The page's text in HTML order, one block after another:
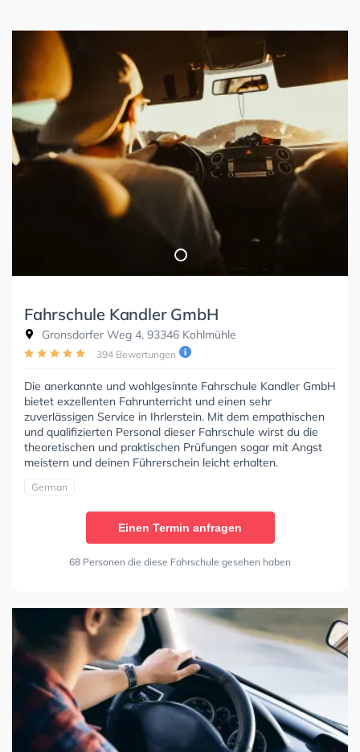
Fahrschule Kandler GmbH
Gronsdorfer Weg 4, 93346 Kohlmühle
394 Bewertungen
Die anerkannte und wohlgesinnte Fahrschule Kandler GmbH
bietet exzellenten Fahrunterricht und einen sehr
zuverlässigen Service in Ihrlerstein. Mit dem empathischen
und qualifizierten Personal dieser Fahrschule wirst du die
theoretischen und praktischen Prüfungen sogar mit Angst
meistern und deinen Führerschein leicht erhalten.
German
Einen Termin anfragen
68 Personen die diese Fahrschule gesehen haben